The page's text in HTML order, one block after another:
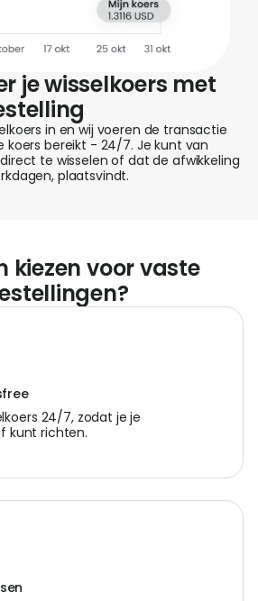
je wisselkoers met
in en wij voeren de transactie
koers bereikt - 24/7. Je kunt van
te wisselen of dat de afwikkeling
plaatsvindt.
kiezen voor vaste
24/7, zodat je je
kunt richten.